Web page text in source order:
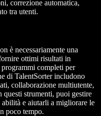
correzione automatica,
tra utenti.
è necessariamente una
ottimi risultati in
completi per
di TalentSorter includono
collaborazione multiutente,
questi strumenti, puoi gestire
e aiutarli a migliorare le
poco tempo.